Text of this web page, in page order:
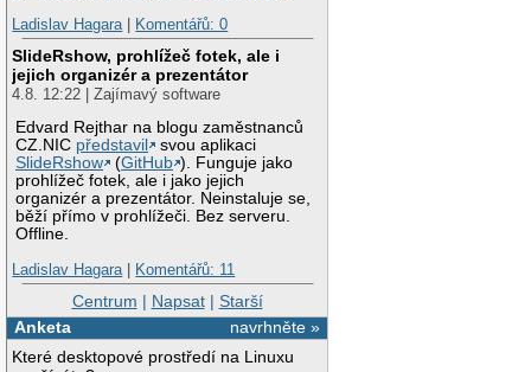
Ladislav Hagara| Komentářů: 0
SlideRshow, prohlížeč fotek, ale i
jejich organizér a prezentátor
4.8. 12:22 | Zajímavý software
Edvard Rejthar na blogu zaměstnanců
CZ.NIC představil
svou aplikaci
SlideRshow
(GitHub ). Funguje jako
prohlížeč fotek, ale i jako jejich
organizér a prezentátor. Neinstaluje se,
běží přímo v prohlížeči. Bez serveru.
Offline.
Ladislav Hagara| Komentářů: 11
Centrum | Napsat| Starší
navrhněte »
Anketa
Které desktopové prostředí na Linuxu